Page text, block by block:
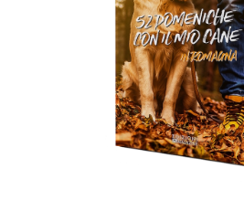
AGGIUNGI AL CARRELLO